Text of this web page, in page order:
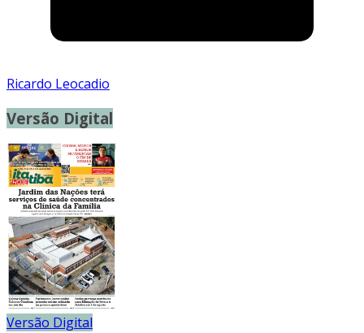
Ricardo Leocadio
Versão Digital
Versão Digital